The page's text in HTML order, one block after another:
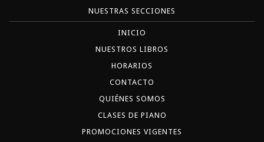
NUESTRAS SECCIONES
INICIO
NUESTROS LIBROS
HORARIOS
CONTACTO
QUIÉNES SOMOS
CLASES DE PIANO
PROMOCIONES VIGENTES